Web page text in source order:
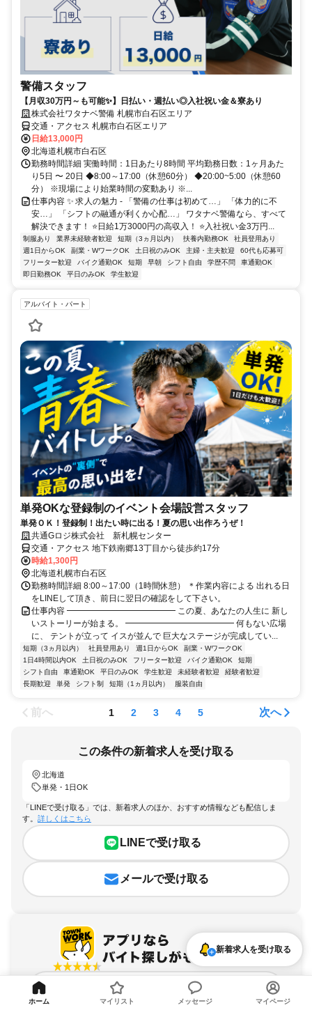
警備スタッフ
【月収30万円～も可能✨】日払い・週払い◎入社祝い金＆寮あり
株式会社ワタナベ警備 札幌市白石区エリア
交通・アクセス 札幌市白石区エリア
日給13,000円
北海道札幌市白石区
勤務時間詳細 実働時間：1日あたり8時間 平均勤務日数：1ヶ月あた
り5日 〜 20日 ◆8:00～17:00（休憩60分） ◆20:00~5:00（休憩60
分） ※現場により始業時間の変動あり ※...
仕事内容 ✨ 求人の魅力 - 「警備の仕事は初めて…」 「体力的に不
安…」 「シフトの融通が利くか心配…」 ワタナベ警備なら、すべて
解決できます！ ⭐日給1万3000円の高収入！ ⭐入社祝い金3万円...
制服あり 業界未経験者歓迎 短期（3ヵ月以内） 扶養内勤務OK
社員登用あり
週1日からOK
副業・WワークOK 土日祝のみOK 主婦・主夫歓迎
60代も応募可
フリーター歓迎
バイク通勤OK 短期 早朝 シフト自由 学歴不問
車通勤OK
即日勤務OK
平日のみOK 学生歓迎
アルバイト・パート
単発OKな登録制のイベント会場設営スタッフ
単発ＯＫ！登録制！出たい時に出る！夏の思い出作ろうぜ！
共通Gロジ株式会社 新札幌センター
交通・アクセス 地下鉄南郷13丁目から徒歩約17分
時給1,300円
北海道札幌市白石区
勤務時間詳細 8:00～17:00（1時間休憩） ＊作業内容による 出れる日
をLINEして頂き、前日に翌日の確認をして下さい。
仕事内容 ━━━━━━━━━━━━━ この夏、あなたの人生に 新し
いストーリーが始まる。 ━━━━━━━━━━━━━ 何もない広場
に、 テントが立って イスが並んで 巨大なステージが完成してい...
短期（3ヵ月以内） 社員登用あり 週1日からOK
副業・WワークOK
1日4時間以内OK
土日祝のみOK フリーター歓迎 バイク通勤OK
短期
シフト自由
車通勤OK 平日のみOK 学生歓迎 未経験者歓迎
経験者歓迎
長期歓迎
単発 シフト制 短期（1ヵ月以内） 服装自由
前へ 1 2 3 4 5 次へ
この条件の新着求人を受け取る
北海道
単発・1日OK
「LINEで受け取る」では、新着求人のほか、おすすめ情報なども配信しま
す。 詳しくはこちら
LINEで受け取る
メールで受け取る
アプリを無料ダウンロード
新着求人を受け取る
ホーム マイリスト メッセージ マイページ